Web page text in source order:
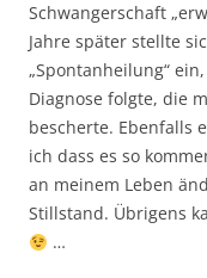
Schwangerschaft
Jahre später stellte
„Spontanheilung“
Diagnose folgte, die
bescherte. Ebenfalls
ich dass es so
an meinem Leben
Stillstand. Übrigens
…